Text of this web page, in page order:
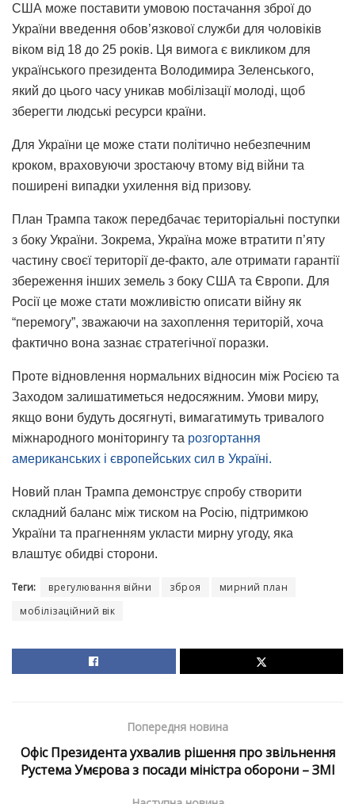
США може поставити умовою постачання зброї до
України введення обов’язкової служби для чоловіків
віком від 18 до 25 років. Ця вимога є викликом для
українського президента Володимира Зеленського,
який до цього часу уникав мобілізації молоді, щоб
зберегти людські ресурси країни.
Для України це може стати політично небезпечним
кроком, враховуючи зростаючу втому від війни та
поширені випадки ухилення від призову.
План Трампа також передбачає територіальні поступки
з боку України. Зокрема, Україна може втратити п’яту
частину своєї території де-факто, але отримати гарантії
збереження інших земель з боку США та Європи. Для
Росії це може стати можливістю описати війну як
“перемогу”, зважаючи на захоплення територій, хоча
фактично вона зазнає стратегічної поразки.
Проте відновлення нормальних відносин між Росією та
Заходом залишатиметься недосяжним. Умови миру,
якщо вони будуть досягнуті, вимагатимуть тривалого
міжнародного моніторингу та розгортання
американських і європейських сил в Україні.
Новий план Трампа демонструє спробу створити
складний баланс між тиском на Росію, підтримкою
України та прагненням укласти мирну угоду, яка
влаштує обидві сторони.
Теги: врегулювання війни зброя
мирний план
мобілізаційний вік
Попередня новина
Офіс Президента ухвалив рішення про звільнення
Рустема Умєрова з посади міністра оборони – ЗМІ